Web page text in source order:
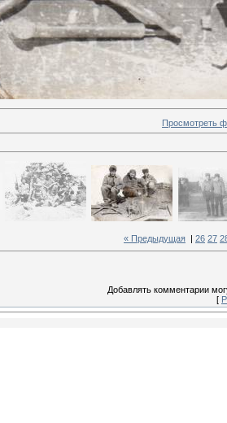
Просмотреть
« Предыдущая 26 27
Добавлять комментарии
[